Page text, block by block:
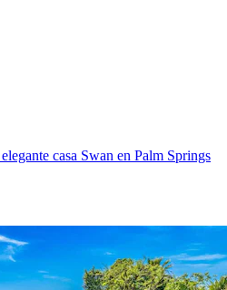
casa Swan en Palm Springs